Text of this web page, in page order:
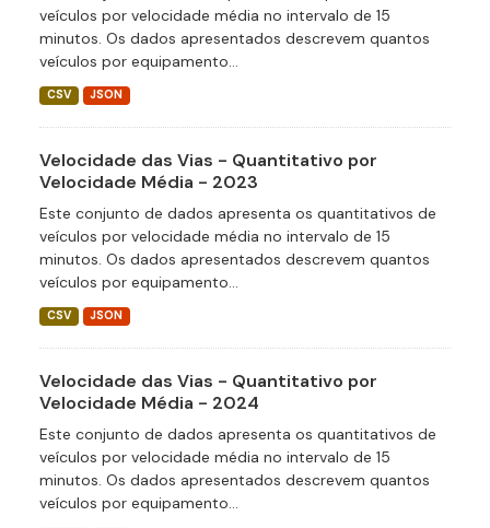
veículos por velocidade média no intervalo de 15
minutos. Os dados apresentados descrevem quantos
veículos por equipamento...
CSV JSON
Velocidade das Vias - Quantitativo por
Velocidade Média - 2023
Este conjunto de dados apresenta os quantitativos de
veículos por velocidade média no intervalo de 15
minutos. Os dados apresentados descrevem quantos
veículos por equipamento...
CSV JSON
Velocidade das Vias - Quantitativo por
Velocidade Média - 2024
Este conjunto de dados apresenta os quantitativos de
veículos por velocidade média no intervalo de 15
minutos. Os dados apresentados descrevem quantos
veículos por equipamento...